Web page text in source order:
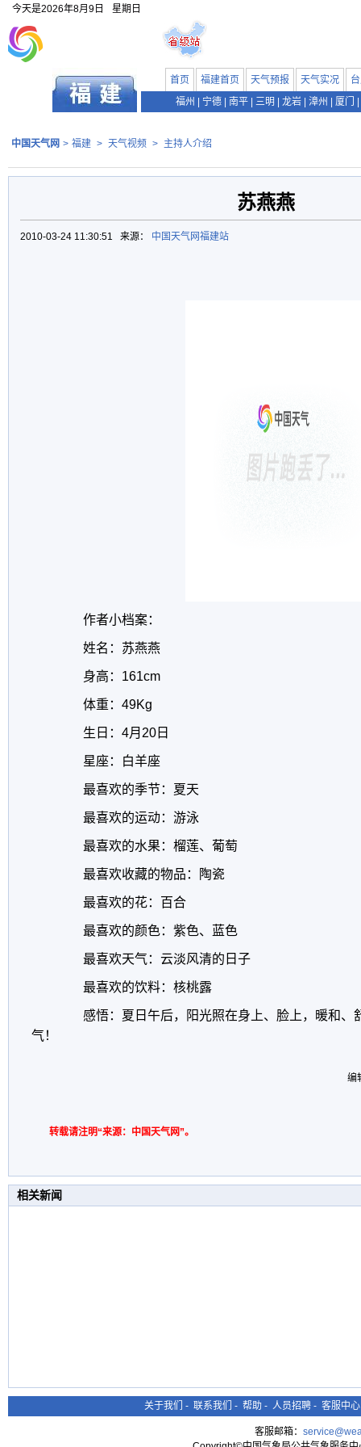
今天是2026年8月9日 星期日
首页 福建首页 天气预报 天气实况
福州
宁德 南平 三明 龙岩 漳州 厦门
中国天气网 > 福建 > 天气视频 > 主持人介绍
苏燕燕
2010-03-24 11:30:51 来源： 中国天气网福建站
作者小档案：
姓名：苏燕燕
身高：161cm
体重：49Kg
生日：4月20日
星座：白羊座
最喜欢的季节：夏天
最喜欢的运动：游泳
最喜欢的水果：榴莲、葡萄
最喜欢收藏的物品：陶瓷
最喜欢的花：百合
最喜欢的颜色：紫色、蓝色
最喜欢天气：云淡风清的日子
最喜欢的饮料：核桃露
感悟：夏日午后，阳光照在身上、脸上，暖和、
气！
编
转载请注明“来源：中国天气网”。
相关新闻
关于我们 - 联系我们 - 帮助 - 人员招聘 - 客服中心
客服邮箱：